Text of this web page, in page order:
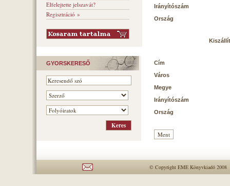
Elfelejtette jelszavát?
Regisztráció »
GYORSKERESŐ
Irányítószám
Ország
Cím
Város
Megye
Irányítószám
Ország
© Copyright EME Könyvkiadó 2008